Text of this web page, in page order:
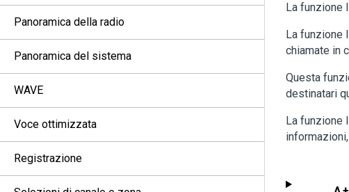
Panoramica della radio
Panoramica del sistema
WAVE
Voce ottimizzata
Registrazione
La funzione
La funzione
chiamate in
Questa
destinatari
La funzione